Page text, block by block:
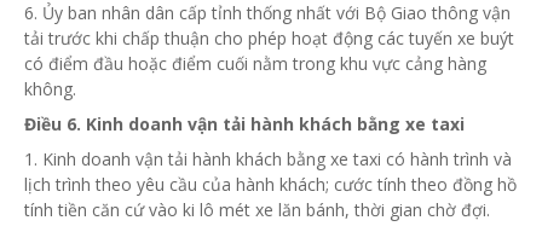
6. Ủy ban nhân dân cấp tỉnh thống nhất với Bộ Giao thông vận
tải trước khi chấp thuận cho phép hoạt động các tuyến xe buýt
có điểm đầu hoặc điểm cuối nằm trong khu vực cảng hàng
không.
Điều 6. Kinh doanh vận tải hành khách bằng xe taxi
1. Kinh doanh vận tải hành khách bằng xe taxi có hành trình và
lịch trình theo yêu cầu của hành khách; cước tính theo đồng hồ
tính tiền căn cứ vào ki lô mét xe lăn bánh, thời gian chờ đợi.